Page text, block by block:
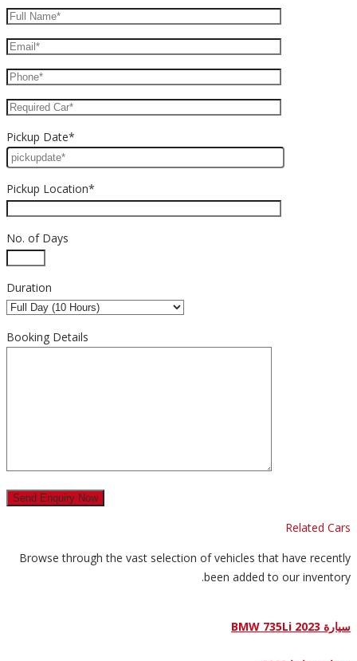
Pickup Date*
Pickup Location*
No. of Days
Duration
Booking Details
Related Cars
Browse through the vast selection of vehicles that have recently
been added to our inventory.
سيارة BMW 735Li 2023